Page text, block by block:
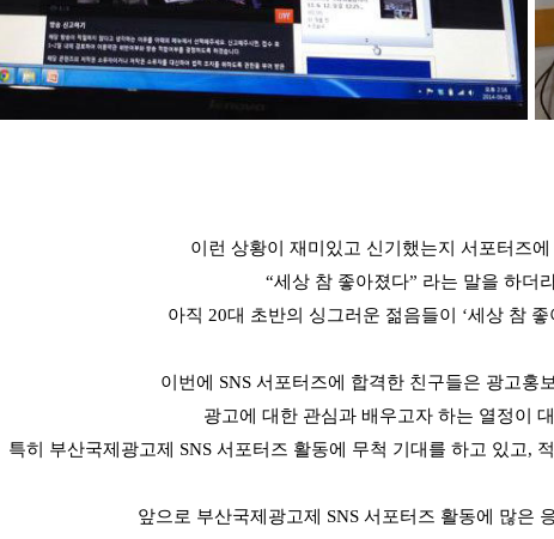
이런 상황이 재미있고 신기했는지 서포터즈에
“세상 참 좋아졌다” 라는 말을 하더
아직 20대 초반의 싱그러운 젊음들이 ‘세상 참 좋
이번에 SNS 서포터즈에
합격한 친구들은 광고홍
광고에 대한 관심과 배우고자 하는 열정이
특히 부산국제광고제
SNS 서포터즈 활동에 무척 기대를 하고 있고,
앞으 로 부산국제광고제 SNS 서포터즈 활동에 많은